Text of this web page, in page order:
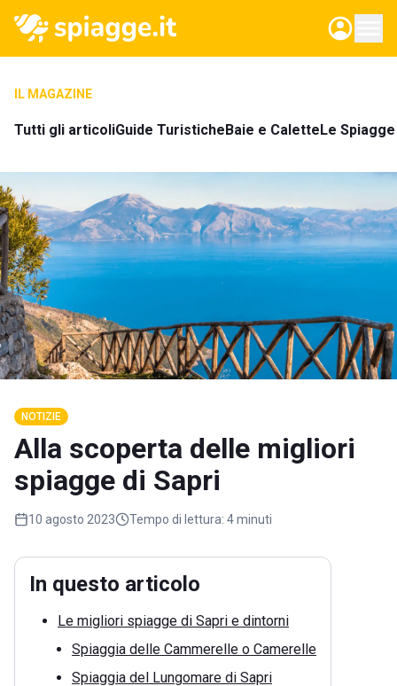
IL MAGAZINE
Tutti gli articoliGuide TuristicheBaie e CaletteLe
NOTIZIE
Alla scoperta delle migliori
spiagge di Sapri
10 agosto 2023 Tempo di lettura: 4 minuti
In questo articolo
Le migliori spiagge di Sapri e dintorni
Spiaggia delle Cammerelle o Camerelle
Spiaggia del Lungomare di Sapri